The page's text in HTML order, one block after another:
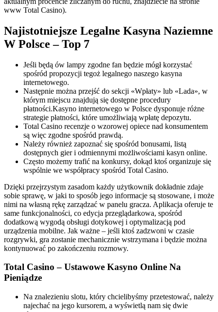
www Total Casino).
Najistotniejsze Legalne Kasyna Naziemne
W Polsce – Top 7
Jeśli będą ów lampy zgodne fan będzie mógł korzystać
spośród propozycji tegoż legalnego naszego kasyna
internetowego.
Następnie można przejść do sekcji «Wpłaty» lub «Lada», w
którym miejscu znajdują się dostępne procedury
płatności.Kasyno internetowego w Polsce dysponuje różne
strategie płatności, które umożliwiają wpłatę depozytu.
Total Casino recenzje o wzorowej opiece nad konsumentem
są więc zgodne spośród prawdą.
Należy również zapoznać się spośród bonusami, listą
dostępnych gier i odmiennymi możliwościami kasyn online.
Często możemy trafić na konkursy, dokąd ktoś organizuje się
wspólnie we współpracy spośród Total Casino.
Dzięki przejrzystym zasadom każdy użytkownik dokładnie zdaje
sobie sprawę, w jaki to sposób jego informacje są stosowane, i może
nimi na własną rękę zarządzać w panelu gracza. Aplikacja oferuje te
same funkcjonalności, co edycja przeglądarkowa, spośród
dodatkową wygodą obsługi dotykowej i optymalizacją pod
urządzenia mobilne. Jak ważne – jeśli ktoś zadzwoni w czasie
rozgrywki, gra zostanie mechanicznie wstrzymana i będzie można
kontynuować po zakończeniu rozmowy.
Total Casino – Ustawowe Kasyno Online Na
Pieniądze
Na znalezieniu slotu, który chcielibyśmy przetestować, należy
najechać na jego kursorem, a wyświetlą nam się dwie